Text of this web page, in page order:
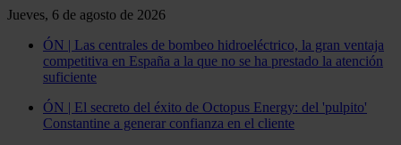
Jueves, 6 de agosto de 2026
ÓN | Las centrales de bombeo hidroeléctrico, la gran ventaja
competitiva en España a la que no se ha prestado la atención
suficiente
ÓN | El secreto del éxito de Octopus Energy: del 'pulpito'
Constantine a generar confianza en el cliente